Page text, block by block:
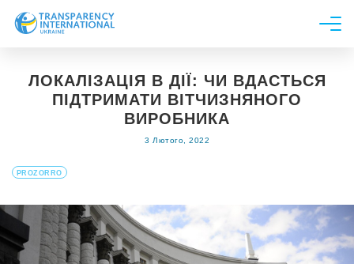
Новини
Долучитися
ЛОКАЛІЗАЦІЯ В ДІЇ: ЧИ ВДАСТЬСЯ
ПІДТРИМАТИ ВІТЧИЗНЯНОГО
ВИРОБНИКА
3 Лютого, 2022
PROZORRO